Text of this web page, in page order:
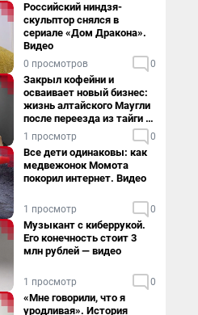
Российский ниндзя-
скульптор снялся в
сериале «Дом Дракона».
Видео
0 просмотров 0
Закрыл кофейни и
осваивает новый бизнес:
жизнь алтайского Маугли
после переезда из тайги в
столицу
1 просмотр 0
Все дети одинаковы: как
медвежонок Момота
покорил интернет. Видео
1 просмотр 0
Музыкант с киберрукой.
Его конечность стоит 3
млн рублей — видео
1 просмотр 0
«Мне говорили, что я
уродливая». История